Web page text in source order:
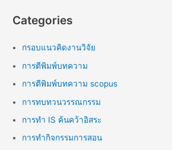
Categories
กรอบแนวคิดงานวิจัย
การตีพิมพ์บทความ
การตีพิมพ์บทความ scopus
การทบทวนวรรณกรรม
การทำ IS ค้นคว้าอิสระ
การทำกิจกรรมการสอน